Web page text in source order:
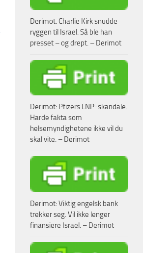
Derimot: Charlie Kirk snudde
ryggen til Israel. Så ble han
presset – og drept. – Derimot
Derimot: Pfizers LNP-skandale.
Harde fakta som
helsemyndighetene ikke vil du
skal vite. – Derimot
Derimot: Viktig engelsk bank
trekker seg. Vil ikke lenger
finansiere Israel. – Derimot